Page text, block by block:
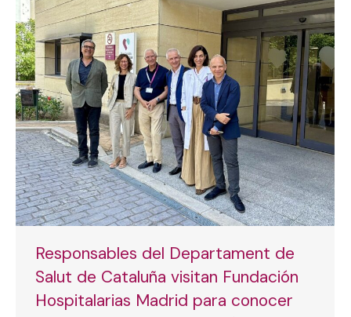
Responsables del Departament de
Salut de Cataluña visitan Fundación
Hospitalarias Madrid para conocer